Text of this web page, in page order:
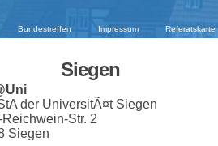
Bundestreffen Impressum Referatskarte
Siegen
der UniversitÃ¤t Siegen
Str. 2
Siegen